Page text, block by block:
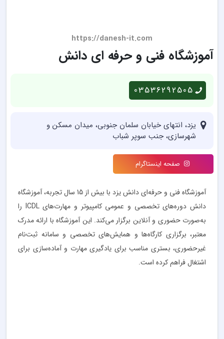
https://danesh-it.com
آموزشگاه فنی و حرفه ای دانش
03536292505
یزد، انتهای خیابان سلمان جنوبی، ميدان مسكن و
شهرسازی، جنب سوپر شباب
صفحه اینستاگرام
آموزشگاه فنی و حرفه‌ای دانش یزد با بیش از 15 سال تجربه، آموزشگاه
دانش دوره‌های تخصصی و عمومی کامپیوتر و مهارت‌های ICDL را
به‌صورت حضوری و آنلاین برگزار می‌کند. این آموزشگاه با ارائه مدرک
معتبر، برگزاری کارگاه‌ها و همایش‌های تخصصی و سامانه ثبت‌نام
غیرحضوری، بستری مناسب برای یادگیری مهارت و آماده‌سازی برای
اشتغال فراهم کرده است.